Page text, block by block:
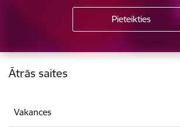
Kājene
Ātrās saites
Vakances